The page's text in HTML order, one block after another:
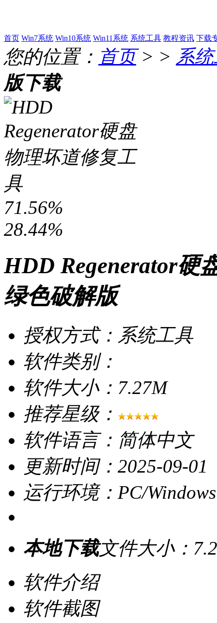
首页 Win7系统 Win10系统 Win11系统 系统工具 教程资讯 下载
您的位置： 首页> > 系
版下载
71.56%
28.44%
HDD Regenerator硬
绿色破解版
授权方式：系统工具
软件类别：
软件大小：7.27M
推荐星级：
软件语言：简体中文
更新时间：2025-09-01
运行环境：PC/Windows
本地下载文件大小：
软件介绍
软件截图